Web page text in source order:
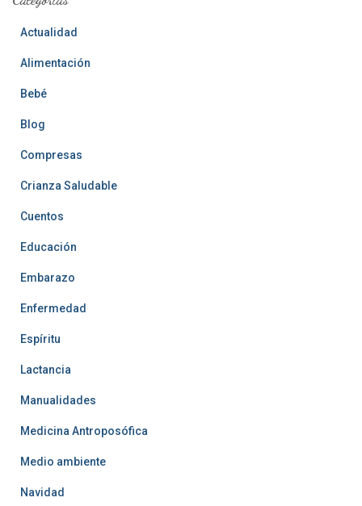
Actualidad
Alimentación
Bebé
Blog
Compresas
Crianza Saludable
Cuentos
Educación
Embarazo
Enfermedad
Espíritu
Lactancia
Manualidades
Medicina Antroposófica
Medio ambiente
Navidad